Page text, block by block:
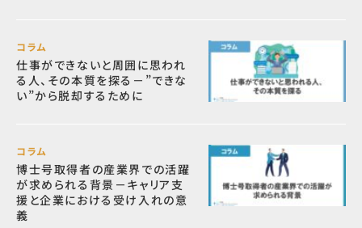
コラム
仕事ができないと周囲に思われ
る人、その本質を探る－”できな
い”から脱却するために
コラム
博士号取得者の産業界での活躍
が求められる背景－キャリア支
援と企業における受け入れの意
義